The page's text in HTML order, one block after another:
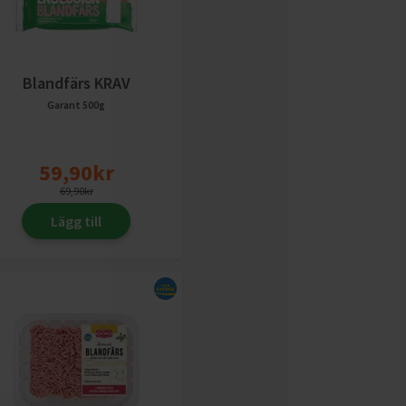
Blandfärs KRAV
Garant 500g
59,90kr
69,90kr
Lägg till